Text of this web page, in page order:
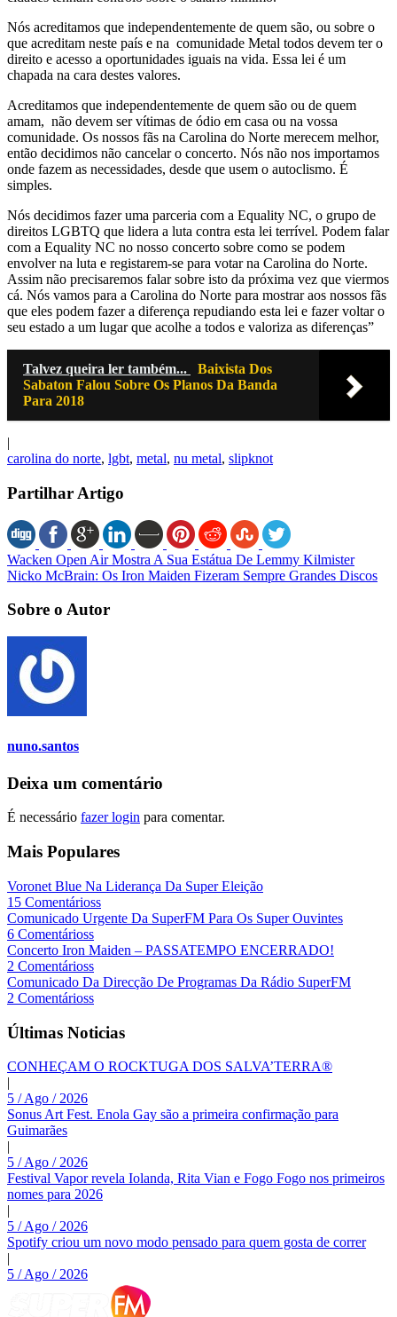
Nós acreditamos que independentemente de quem são, ou sobre o
que acreditam neste país e na comunidade Metal todos devem ter o
direito e acesso a oportunidades iguais na vida. Essa lei é um
chapada na cara destes valores.
Acreditamos que independentemente de quem são ou de quem
amam, não devem ser vítimas de ódio em casa ou na vossa
comunidade. Os nossos fãs na Carolina do Norte merecem melhor,
então decidimos não cancelar o concerto. Nós não nos importamos
onde fazem as necessidades, desde que usem o autoclismo. É
simples.
Nós decidimos fazer uma parceria com a Equality NC, o grupo de
direitos LGBTQ que lidera a luta contra esta lei terrível. Podem falar
com a Equality NC no nosso concerto sobre como se podem
envolver na luta e registarem-se para votar na Carolina do Norte.
Assim não precisaremos falar sobre isto da próxima vez que viermos
cá. Nós vamos para a Carolina do Norte para mostrar aos nossos fãs
que eles podem fazer a diferença repudiando esta lei e fazer voltar o
seu estado a um lugar que acolhe a todos e valoriza as diferenças”
Talvez queira ler também...
Baixista Dos
Sabaton Falou Sobre Os Planos Da Banda
Para 2018
|
carolina do norte, lgbt, metal, nu metal, slipknot
Partilhar Artigo
Wacken Open Air Mostra A Sua Estátua De Lemmy Kilmister
Nicko McBrain: Os Iron Maiden Fizeram Sempre Grandes Discos
Sobre o Autor
nuno.santos
Deixa um comentário
É necessário fazer login para comentar.
Mais Populares
Voronet Blue Na Liderança Da Super Eleição
15 Comentárioss
Comunicado Urgente Da SuperFM Para Os Super Ouvintes
6 Comentárioss
Concerto Iron Maiden – PASSATEMPO ENCERRADO!
2 Comentárioss
Comunicado Da Direcção De Programas Da Rádio SuperFM
2 Comentárioss
Últimas Noticias
CONHEÇAM O ROCKTUGA DOS SALVA’TERRA®
|
5 / Ago / 2026
Sonus Art Fest. Enola Gay são a primeira confirmação para
Guimarães
|
5 / Ago / 2026
Festival Vapor revela Iolanda, Rita Vian e Fogo Fogo nos primeiros
nomes para 2026
|
5 / Ago / 2026
Spotify criou um novo modo pensado para quem gosta de correr
|
5 / Ago / 2026